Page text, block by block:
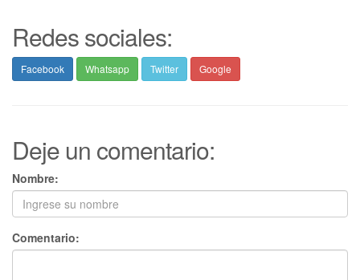
Redes sociales:
Facebook Whatsapp Twitter Google
Deje un comentario:
Nombre:
Comentario: